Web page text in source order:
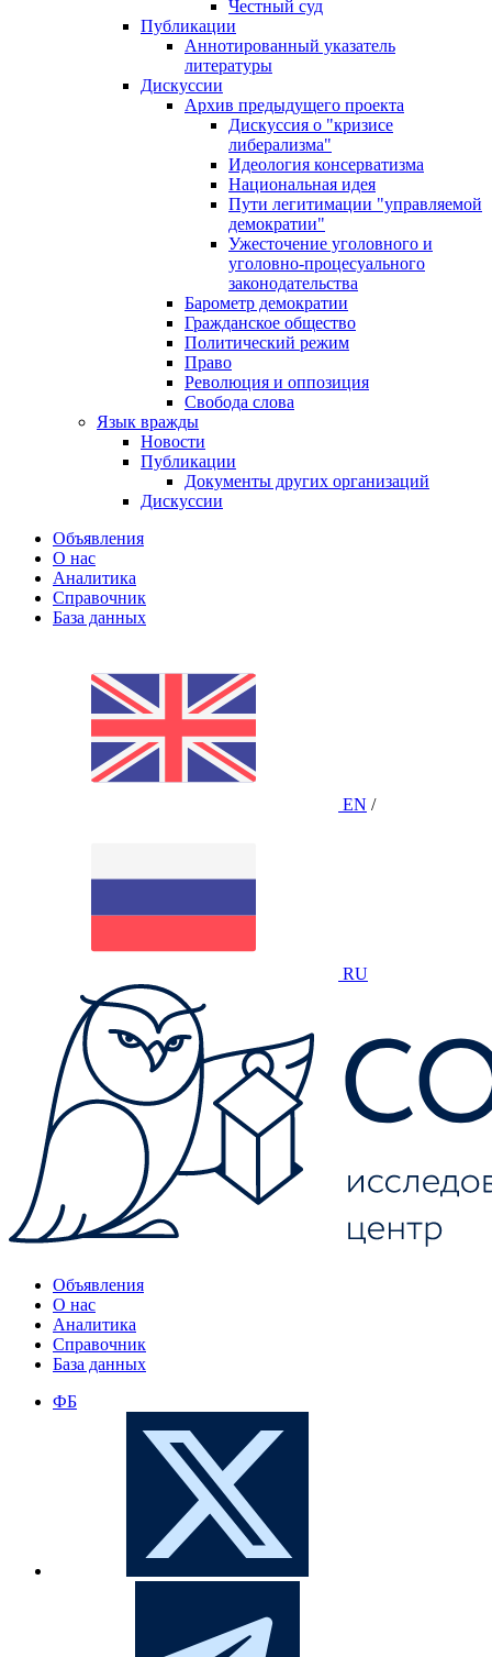
Честный суд
Публикации
Аннотированный указатель
литературы
Дискуссии
Архив предыдущего проекта
Дискуссия о "кризисе
либерализма"
Идеология консерватизма
Национальная идея
Пути легитимации "управляемой
демократии"
Ужесточение уголовного и
уголовно-процесуального
законодательства
Барометр демократии
Гражданское общество
Политический режим
Право
Революция и оппозиция
Свобода слова
Язык вражды
Новости
Публикации
Документы других организаций
Дискуссии
Объявления
О нас
Аналитика
Справочник
База данных
EN /
RU
Объявления
О нас
Аналитика
Справочник
База данных
ФБ